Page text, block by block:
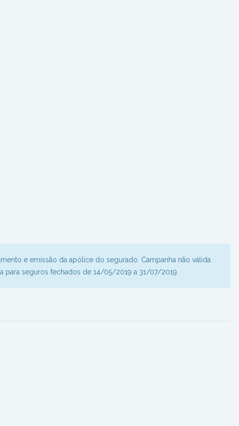
e emissão da apólice do segurado. Campanha não válida
para seguros fechados de 14/05/2019 a 31/07/2019.